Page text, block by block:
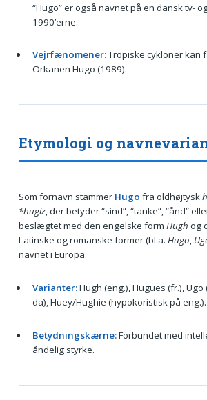
“Hugo” er også navnet på en dansk tv-
1990’erne.
Vejrfænomener:Tropiske cykloner kan
Orkanen Hugo (1989).
Etymologi og
Som fornavn stammer Hugo fra oldhøjtysk
*hugiz, der betyder “sind”, “tanke”, “ånd”
beslægtet med den engelske form Hugh og
Latinske og romanske former (bl.a. Hugo,
navnet i Europa.
Varianter:Hugh (eng.), Hugues (fr.), Ugo
da), Huey/Hughie (hypokoristisk på eng.).
Betydningskærne:Forbundet med
åndelig styrke.